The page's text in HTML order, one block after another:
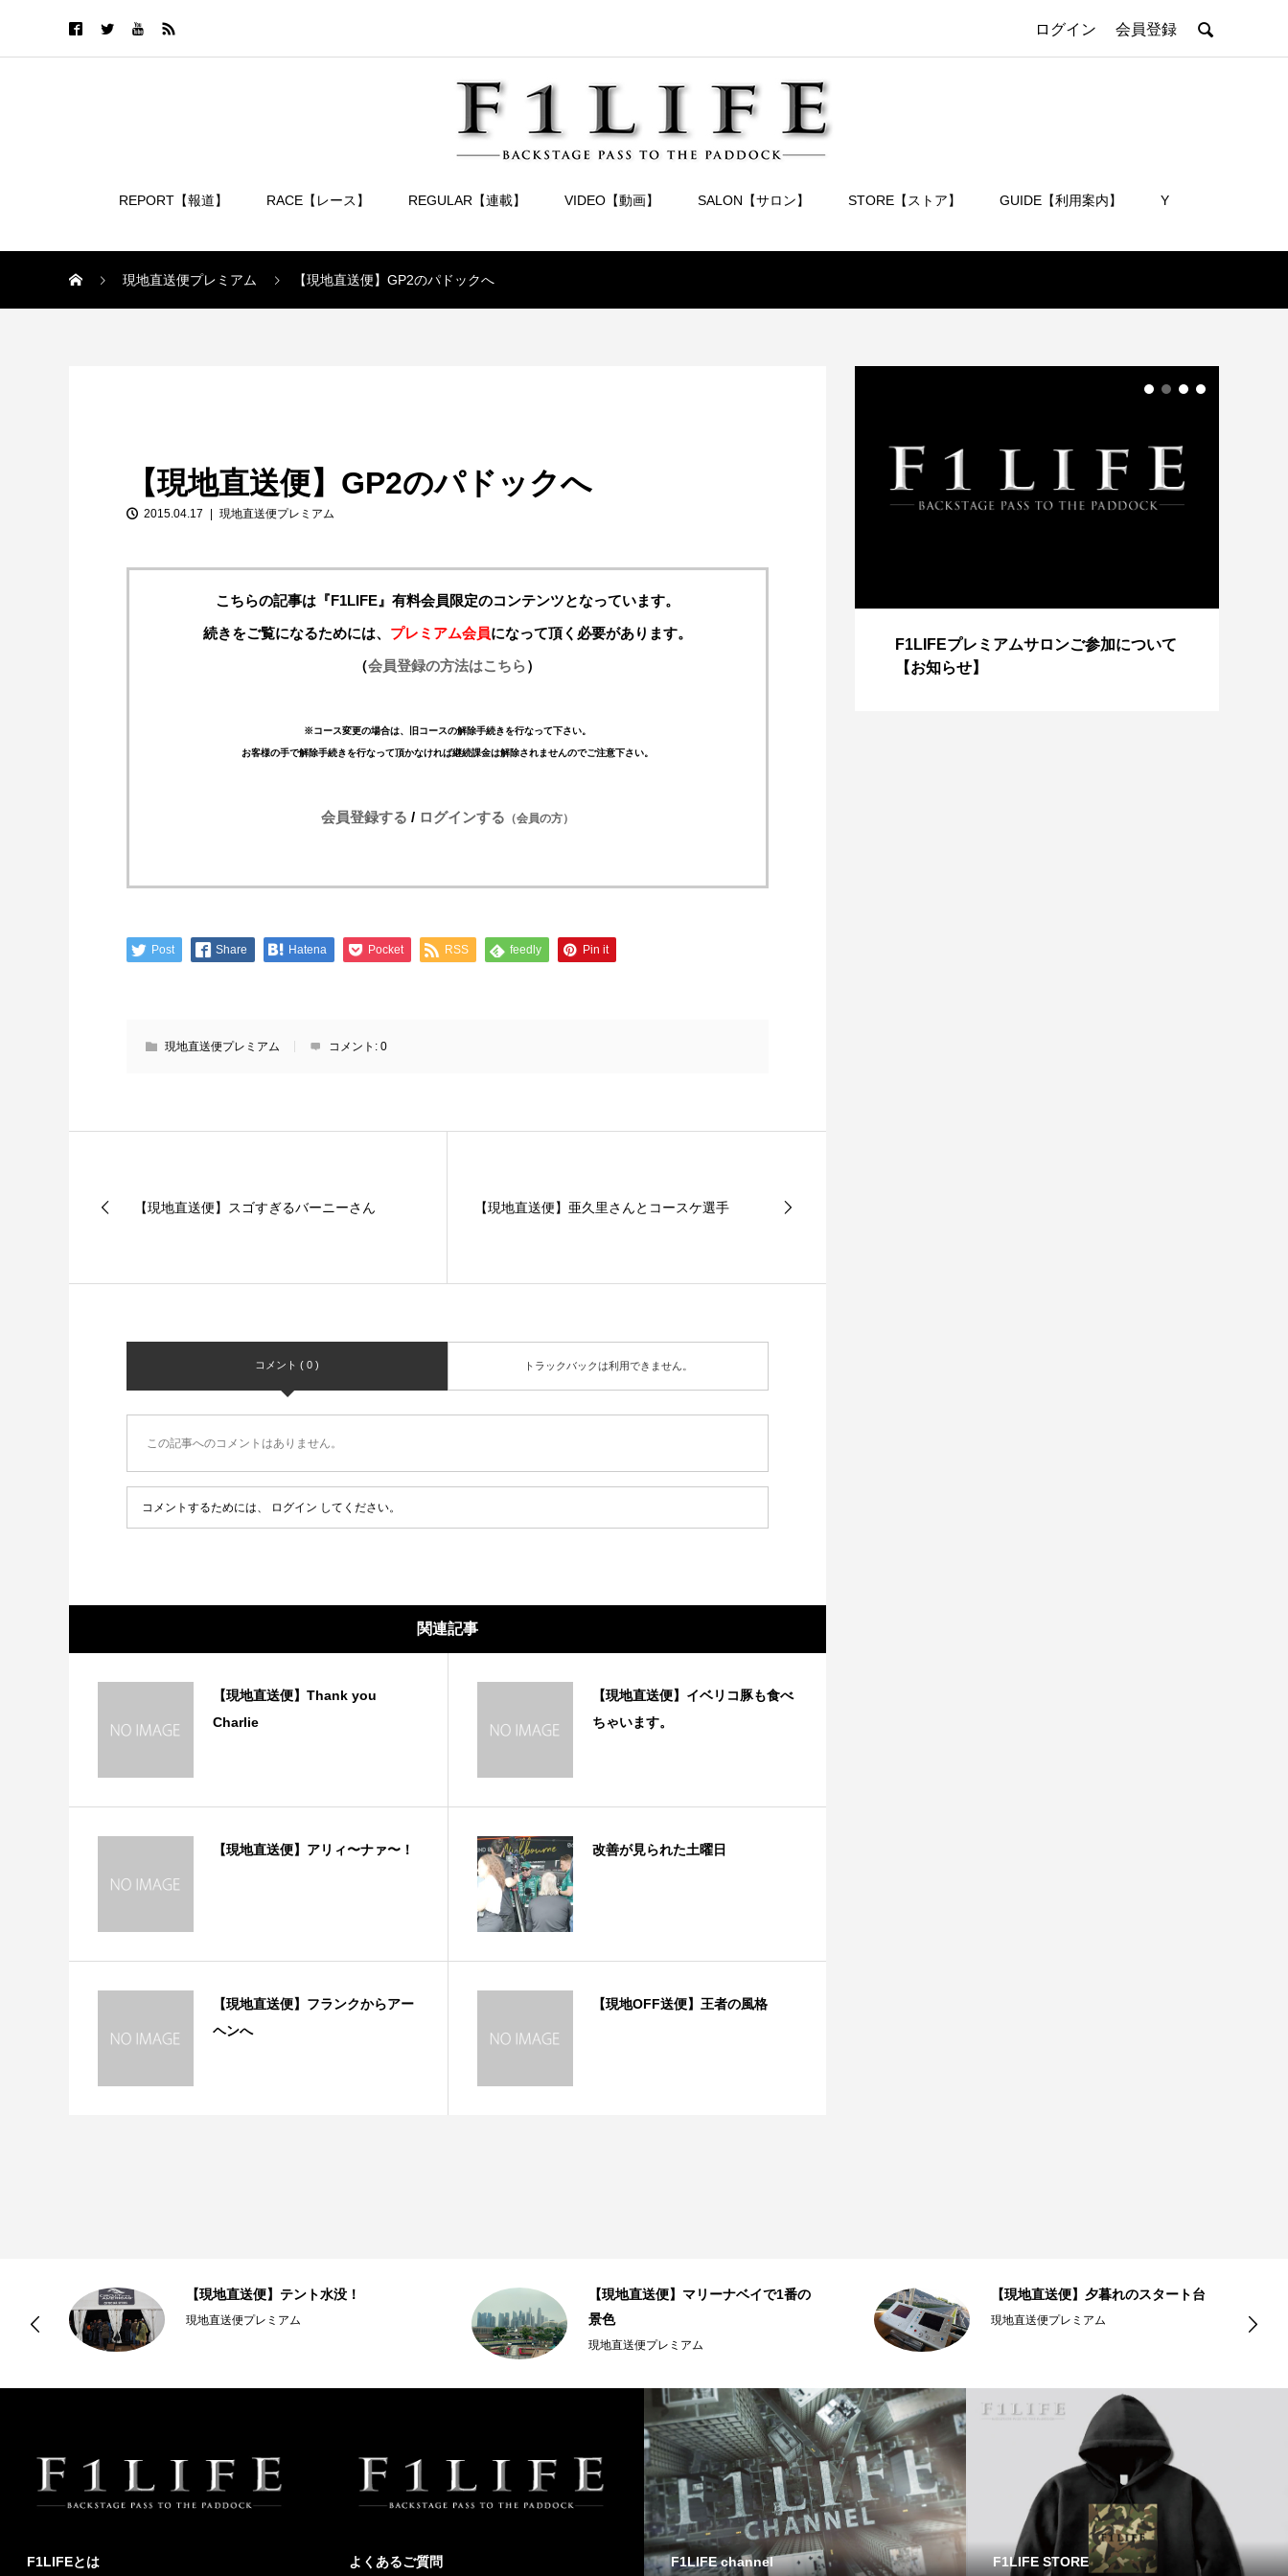
ログイン 会員登録 
REPORT【報道】 RACE【レース】 REGULAR【連載】 VIDEO【動画】 SALON【サロン】 STORE【ストア】 GUIDE【利用案内】 Y
現地直送便プレミアム 【現地直送便】GP2のパドックへ
【現地直送便】GP2のパドックへ
2015.04.17 現地直送便プレミアム
こちらの記事は『F1LIFE』有料会員限定のコンテンツとなっています。
続きをご覧になるためには、 プレミアム会員になって頂く必要があります。
（会員登録の方法はこちら）
※コース変更の場合は、旧コースの解除手続きを行なって下さい。
お客様の手で解除手続きを行なって頂かなければ継続課金は解除されませんのでご注意下さい。
会員登録する / ログインする （会員の方）
Post Share Hatena Pocket RSS feedly Pin it
現地直送便プレミアム コメント: 0
【現地直送便】スゴすぎるバーニーさん 【現地直送便】亜久里さんとコースケ選手
コメント ( 0 ) トラックバックは利用できません。
この記事へのコメントはありません。
コメントするためには、 ログイン してください。
関連記事
【現地直送便】Thank you
Charlie
【現地直送便】イベリコ豚も食べ
ちゃいます。
【現地直送便】アリィ〜ナァ〜！ 改善が見られた土曜日
【現地直送便】フランクからアー
ヘンへ
【現地OFF送便】王者の風格
【特別企画】2026年ホンダの現在地
①「アストンマーティンとの交渉4...
【特別記事】レーシングブルズ、
F1LIFEプレミアムサロンご参加について
【お知らせ】
【現地直送便】テント水没！
現地直送便プレミアム
【現地直送便】マリーナベイで1番の
景色
現地直送便プレミアム
【現地直送便】夕暮れのスタート台
現地直送便プレミアム
F1LIFEとは よくあるご質問 F1LIFE channel F1LIFE STORE